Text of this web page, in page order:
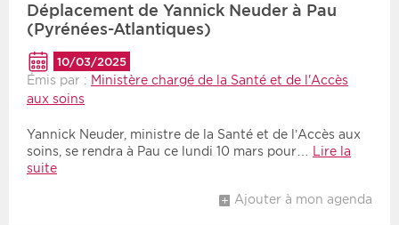
Déplacement de Yannick Neuder à Pau
(Pyrénées-Atlantiques)
10/03/2025
Émis par : Ministère chargé de la Santé et de l'Accès
aux soins
Yannick Neuder, ministre de la Santé et de l’Accès aux
soins, se rendra à Pau ce lundi 10 mars pour… Lire la
suite
Ajouter à mon agenda